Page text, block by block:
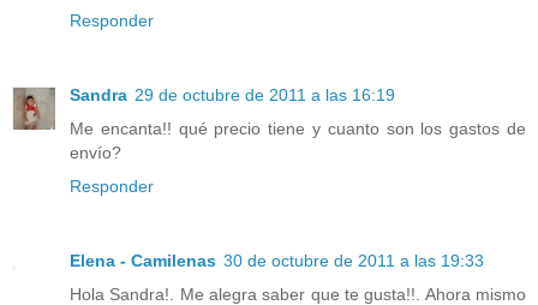
Responder
Sandra 29 de octubre de 2011 a las 16:19
Me encanta!! qué precio tiene y cuanto son los gastos de
envío?
Responder
Elena - Camilenas 30 de octubre de 2011 a las 19:33
Hola Sandra!. Me alegra saber que te gusta!!. Ahora mismo